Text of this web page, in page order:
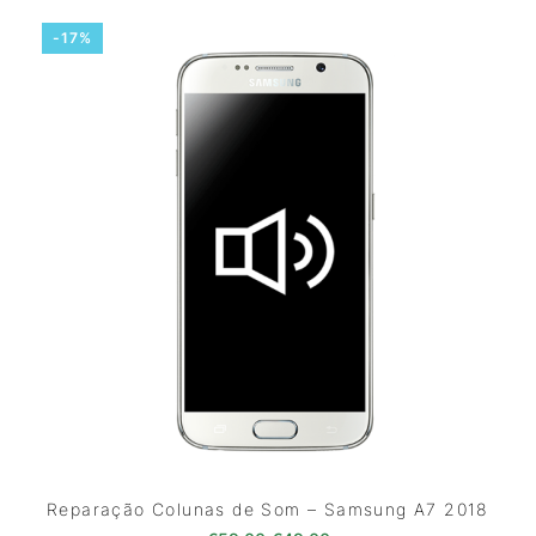
-17%
Reparação Colunas de Som – Samsung A7 2018